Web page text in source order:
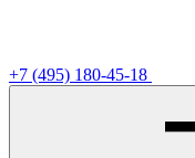
+7 (495) 180-45-18